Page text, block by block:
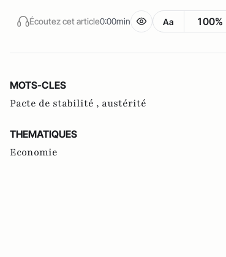
Écoutez cet article0:00min Aa 100%
MOTS-CLES
Pacte de stabilité , austérité
THEMATIQUES
Economie